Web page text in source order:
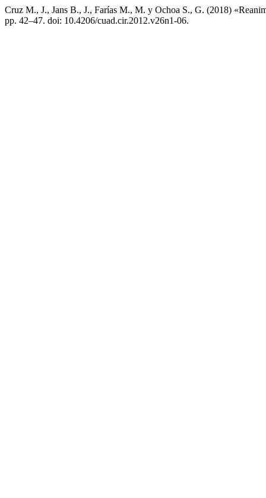
Cruz M., J., Jans B., J., Farías M., M. y Ochoa S., G. (2018)
pp. 42–47. doi: 10.4206/cuad.cir.2012.v26n1-06.